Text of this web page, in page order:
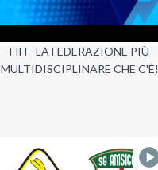
FIH - LA FEDERAZIONE PIÙ
MULTIDISCIPLINARE CHE C'È!